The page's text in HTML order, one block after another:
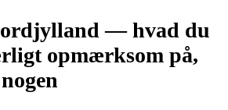
— hvad du
opmærksom på,